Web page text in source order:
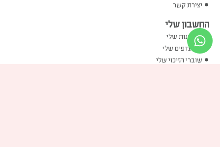
יצירת קשר
החשבון שלי
ההזמנות שלי
המועדפים שלי
שוברי הזיכוי שלי